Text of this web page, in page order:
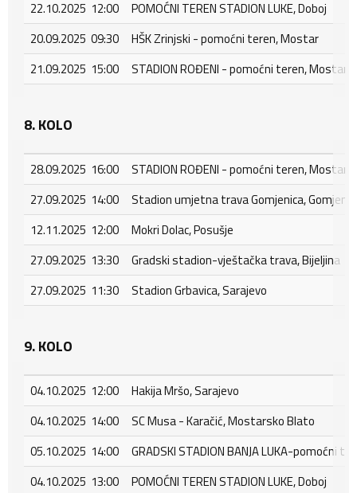
22.10.2025 12:00
POMOĆNI TEREN STADION LUKE, Doboj
20.09.2025 09:30
HŠK Zrinjski - pomoćni teren, Mostar
21.09.2025 15:00
STADION ROĐENI - pomoćni teren, Mostar
8. KOLO
28.09.2025 16:00
STADION ROĐENI - pomoćni teren, Mostar
27.09.2025 14:00
Stadion umjetna trava Gomjenica,
12.11.2025 12:00
Mokri Dolac, Posušje
27.09.2025 13:30
Gradski stadion-vještačka trava, Bijeljina
27.09.2025 11:30
Stadion Grbavica, Sarajevo
9. KOLO
04.10.2025 12:00
Hakija Mršo, Sarajevo
04.10.2025 14:00
SC Musa - Karačić, Mostarsko Blato
05.10.2025 14:00
GRADSKI STADION BANJA LUKA-pomoćni
04.10.2025 13:00
POMOĆNI TEREN STADION LUKE, Doboj